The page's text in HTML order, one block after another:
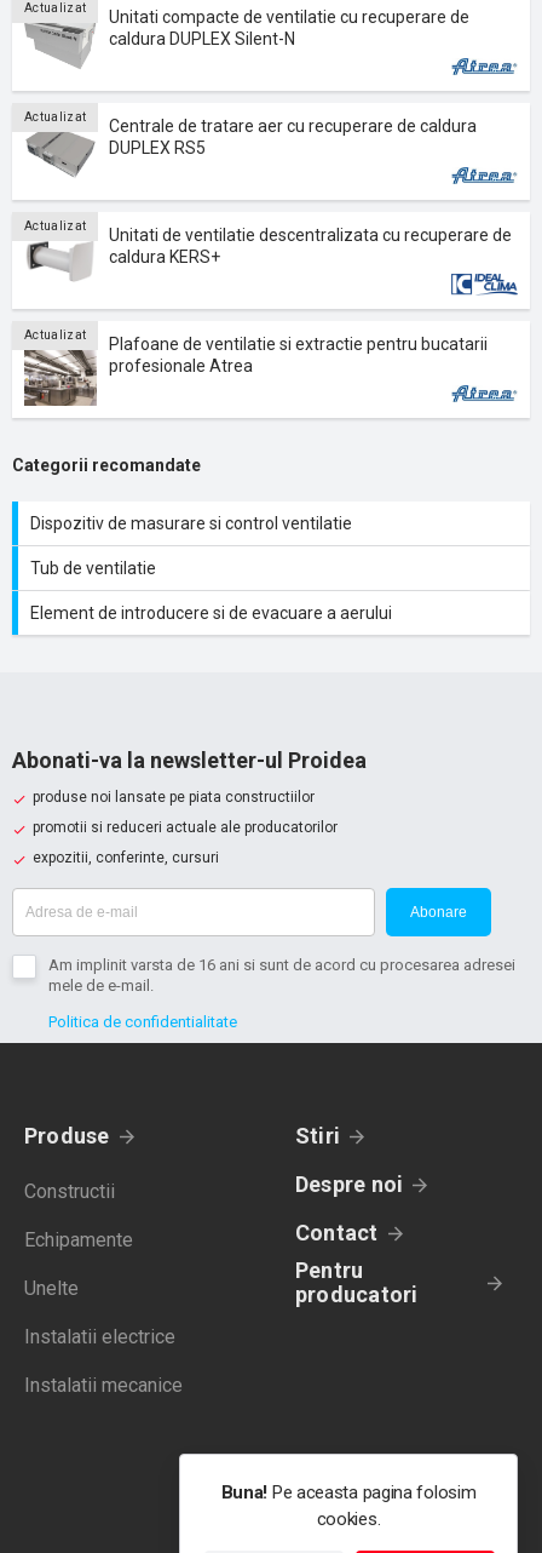
Actualizat
Unitati compacte de ventilatie cu recuperare de
caldura DUPLEX Silent-N
Actualizat
Centrale de tratare aer cu recuperare de caldura
DUPLEX RS5
Actualizat
Unitati de ventilatie descentralizata cu recuperare de
caldura KERS+
Actualizat
Plafoane de ventilatie si extractie pentru bucatarii
profesionale Atrea
Categorii recomandate
Dispozitiv de masurare si control ventilatie
Tub de ventilatie
Element de introducere si de evacuare a aerului
Abonati-va la newsletter-ul Proidea
produse noi lansate pe piata constructiilor
promotii si reduceri actuale ale producatorilor
expozitii, conferinte, cursuri
Abonare
Am implinit varsta de 16 ani si sunt de acord cu procesarea adresei
mele de e-mail.
Politica de confidentialitate
Produse
Constructii
Echipamente
Unelte
Instalatii electrice
Instalatii mecanice
Stiri
Despre noi
Contact
Pentru
producatori
Buna! Pe aceasta pagina folosim
cookies.